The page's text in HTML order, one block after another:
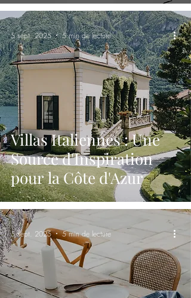
Villas Italiennes : Une
Source d'Inspiration
pour la Côte d'Azur
5 sept. 2025 5 min de lecture
5 sept. 2025 5 min de lecture